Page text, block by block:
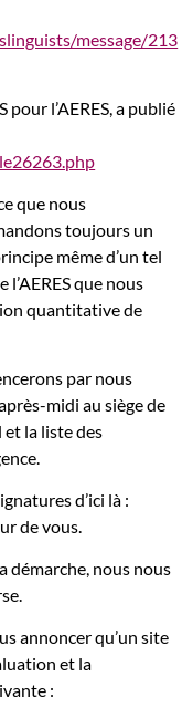
message/213
l’AERES, a publié
que nous
toujours un
même d’un tel
l’AERES que nous
quantitative de
par nous
midi au siège de
et la liste des
d’ici là :
de vous.
démarche, nous nous
annoncer qu’un site
et la
: